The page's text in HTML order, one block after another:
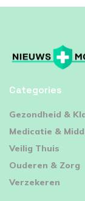
Categories
⁠Gezondheid &
Medicatie &
Veilig Thuis
Ouderen & Zorg
Verzekeren